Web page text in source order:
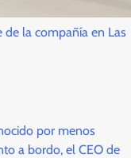
la compañía en Las
por menos
a bordo, el CEO de